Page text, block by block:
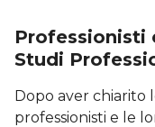
Professionisti
Studi
Dopo aver chiarito
professionisti e le